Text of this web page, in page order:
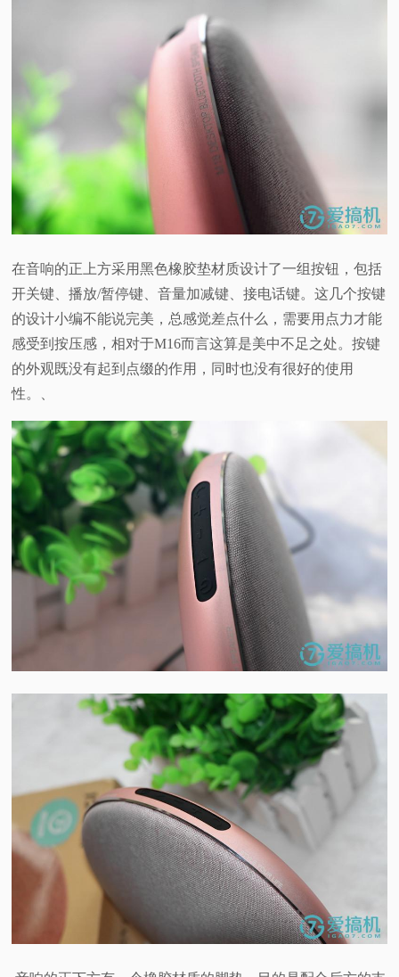
在音响的正上方采用黑色橡胶垫材质设计了一组按钮，包括
开关键、播放/暂停键、音量加减键、接电话键。这几个按键
的设计小编不能说完美，总感觉差点什么，需要用点力才能
感受到按压感，相对于M16而言这算是美中不足之处。按键
的外观既没有起到点缀的作用，同时也没有很好的使用
性。、